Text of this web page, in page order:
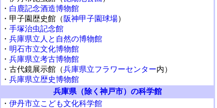
・ 白鹿記念酒造博物館
・甲子園歴史館（ 阪神甲子園球場）
・ 手塚治虫記念館
・ 兵庫県立人と自然の博物館
・ 明石市立文化博物館
・ 兵庫県立考古博物館
・古代鏡展示館（兵庫県立フラワーセンター内）
・ 兵庫県立歴史博物館
兵庫県（除く神戸市）の科学館
・ 伊丹市立こども文化科学館